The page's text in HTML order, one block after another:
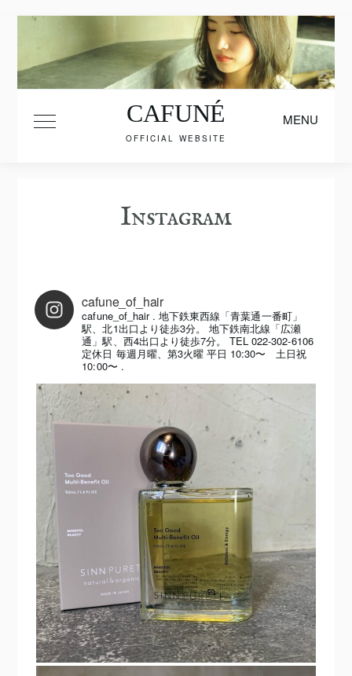
CAFUNÉ
OFFICIAL WEBSITE
Toggle Main Menu MENU
Instagram
cafune_of_hair
cafune_of_hair . 地下鉄東西線「青葉通一番町」
駅、北1出口より徒歩3分。
地下鉄南北線「広瀬
通」駅、西4出口より徒歩7分。
TEL 022-302-6106
定休日 毎週月曜、第3火曜平日 10:30〜 土日祝
10:00〜 .